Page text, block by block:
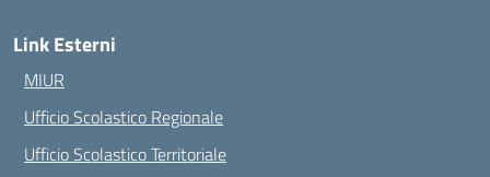
Link Esterni
MIUR
Ufficio Scolastico Regionale
Ufficio Scolastico Territoriale